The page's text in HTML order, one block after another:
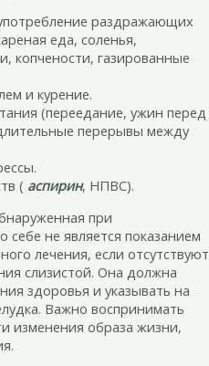
раздражающих
еда, соленья,
копчености, газированные
и курение.
(переедание, ужин перед
перерывы между
( аспирин, НПВС).
при
не является показанием
лечения, если отсутствуют
слизистой. Она должна
здоровья и указывать на
Важно воспринимать
изменения образа жизни,